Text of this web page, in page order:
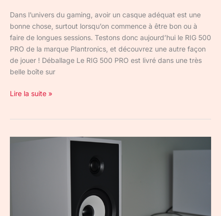
Dans l’univers du gaming, avoir un casque adéquat est une
bonne chose, surtout lorsqu’on commence à être bon ou à
faire de longues sessions. Testons donc aujourd’hui le RIG 500
PRO de la marque Plantronics, et découvrez une autre façon
de jouer ! Déballage Le RIG 500 PRO est livré dans une très
belle boîte sur
Lire la suite »